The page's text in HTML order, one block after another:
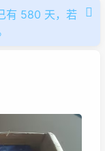
有 580 天，若